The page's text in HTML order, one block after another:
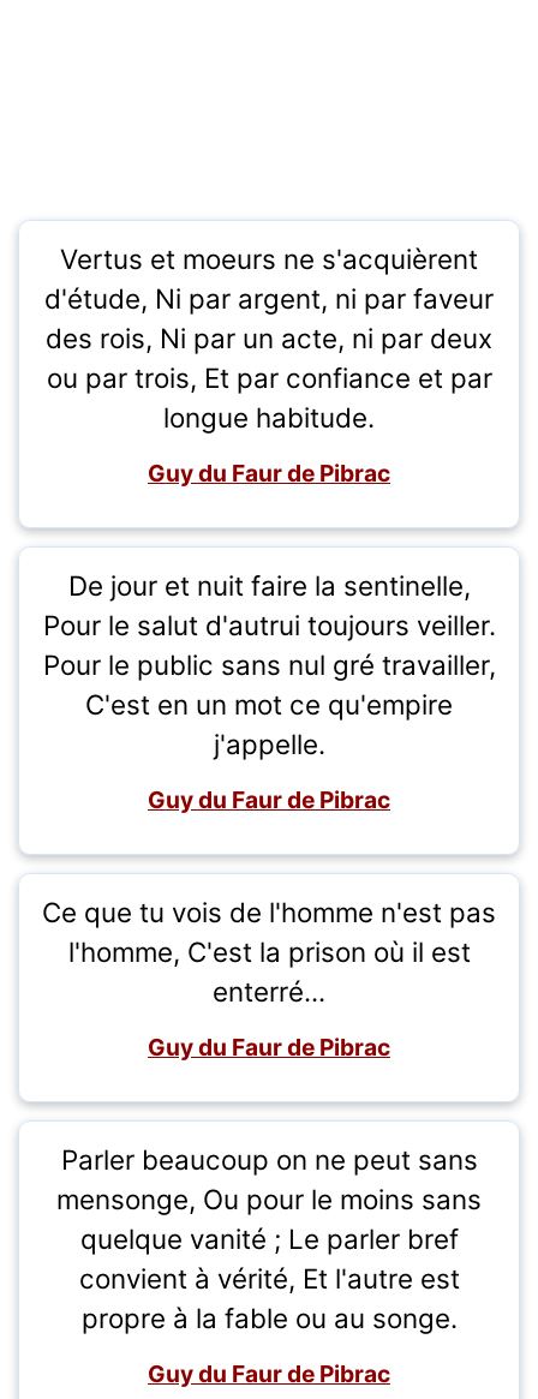
Vertus et moeurs ne s'acquièrent
d'étude, Ni par argent, ni par faveur
des rois, Ni par un acte, ni par deux
ou par trois, Et par confiance et par
longue habitude.
Guy du Faur de Pibrac
De jour et nuit faire la sentinelle,
Pour le salut d'autrui toujours veiller.
Pour le public sans nul gré travailler,
C'est en un mot ce qu'empire
j'appelle.
Guy du Faur de Pibrac
Ce que tu vois de l'homme n'est pas
l'homme, C'est la prison où il est
enterré...
Guy du Faur de Pibrac
Parler beaucoup on ne peut sans
mensonge, Ou pour le moins sans
quelque vanité ; Le parler bref
convient à vérité, Et l'autre est
propre à la fable ou au songe.
Guy du Faur de Pibrac